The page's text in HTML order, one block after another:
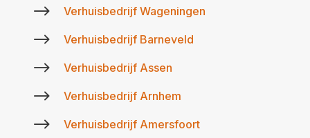
$ Verhuisbedrijf Wageningen
$ Verhuisbedrijf Barneveld
$ Verhuisbedrijf Assen
$ Verhuisbedrijf Arnhem
$ Verhuisbedrijf Amersfoort